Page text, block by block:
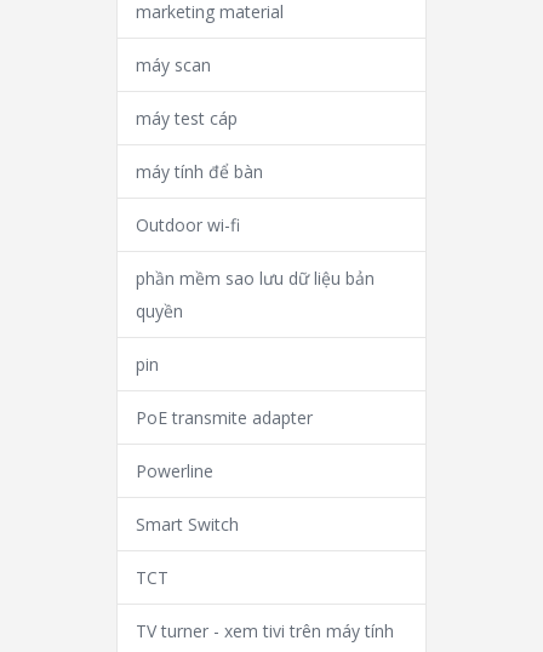
marketing material
máy scan
máy test cáp
máy tính để bàn
Outdoor wi-fi
phần mềm sao lưu dữ liệu bản
quyền
pin
PoE transmite adapter
Powerline
Smart Switch
TCT
TV turner - xem tivi trên máy tính